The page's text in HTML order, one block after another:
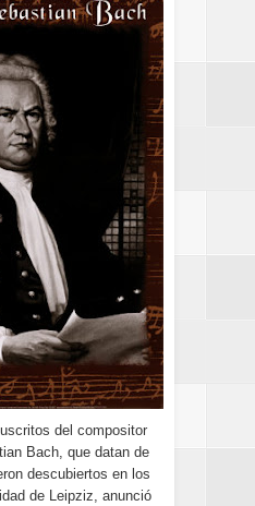
del compositor
Bach, que datan de
descubiertos en los
de Leipziz, anunció